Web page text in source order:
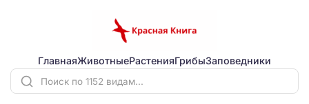
ГлавнаяЖивотныеРастенияГрибыЗаповедники